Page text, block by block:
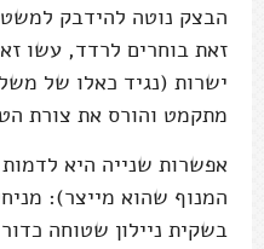
הבצק נוטה להידבק
זאת בוחרים לרדד, עשו
ישרות (נגיד כאלו של
מתקמט והורס את צורת
אפשרות שנייה היא
המנוף שהוא מייצר):
בשקית ניילון שטוחה